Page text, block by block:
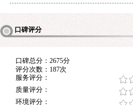
口碑评分
口碑总分：2675分
评分次数：187次
服务评分：
质量评分：
环境评分：